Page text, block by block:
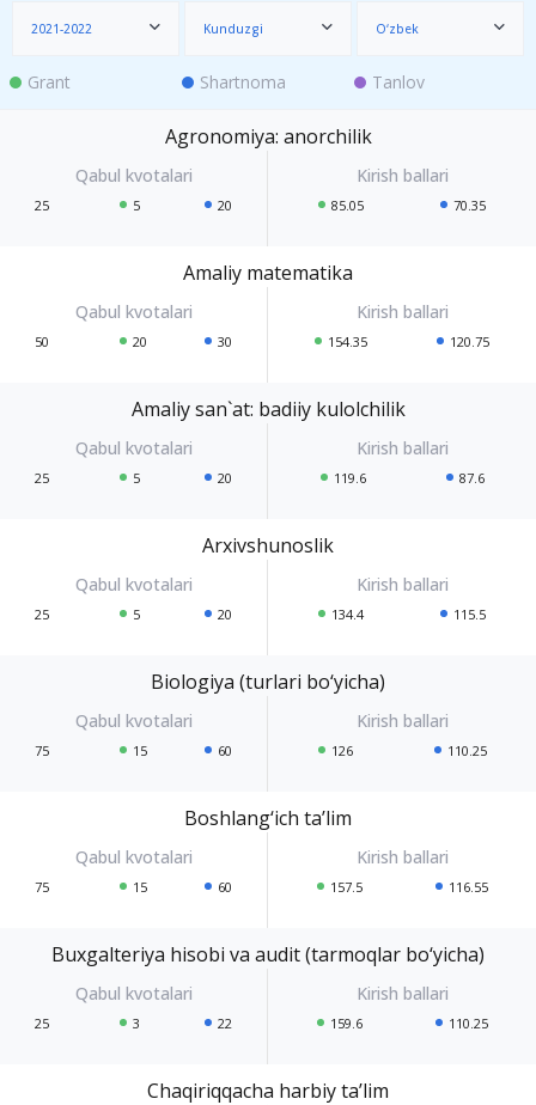
2021-2022 Kunduzgi O‘zbek
Grant Shartnoma Tanlov
Agronomiya: anorchilik
25 5 20 85.05 70.35
Amaliy matematika
50 20 30 154.35 120.75
Amaliy san`at: badiiy kulolchilik
25 5 20 119.6 87.6
Arxivshunoslik
25 5 20 134.4 115.5
Biologiya (turlari bo‘yicha)
75 15 60 126 110.25
Boshlang‘ich ta’lim
75 15 60 157.5 116.55
Buxgalteriya hisobi va audit (tarmoqlar bo‘yicha)
25 3 22 159.6 110.25
Chaqiriqqacha harbiy ta’lim